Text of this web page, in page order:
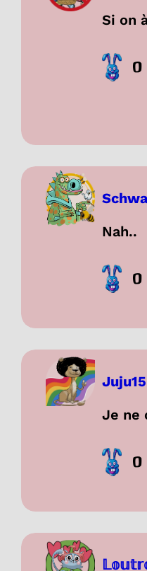
Si on
0
Nah..
0
Je ne
0